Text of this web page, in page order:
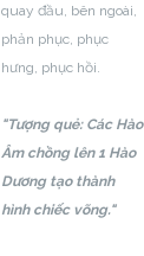
quay đầu, bên ngoài,
phản phục, phục
hưng, phục hồi.
"Tượng quẻ: Các Hào
Âm chồng lên 1 Hào
Dương tạo thành
hình chiếc võng."